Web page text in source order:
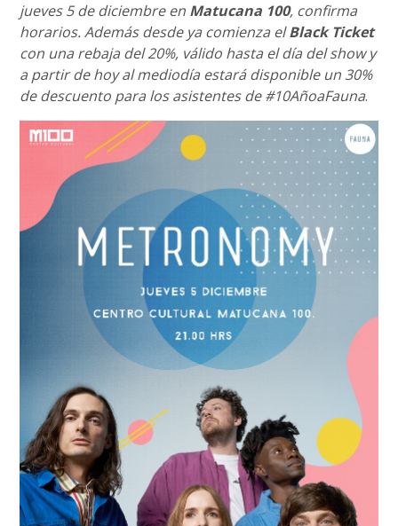
jueves 5 de diciembre en Matucana 100, confirma
horarios. Además desde ya comienza elBlack Ticket
con una rebaja del 20%, válido hasta el día del show y
a partir de hoy al mediodía estará disponible un 30%
de descuento para los asistentes de #10AñoaFauna.